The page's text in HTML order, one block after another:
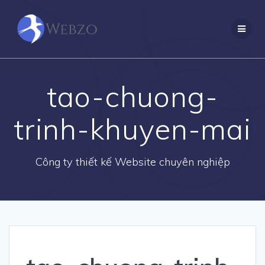
tao-chuong-
trinh-khuyen-mai
Công ty thiết kế Website chuyên nghiệp